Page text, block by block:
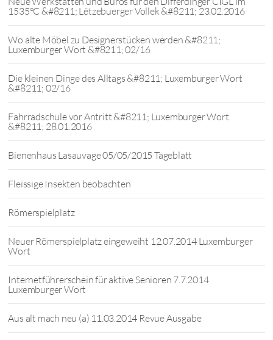
1535°C &#8211; Lëtzebuerger Vollek &#8211; 23.02.2016
Wo alte Möbel zu Designerstücken werden &#8211;
Luxemburger Wort &#8211; 02/16
Die kleinen Dinge des Alltags &#8211; Luxemburger Wort
&#8211; 02/16
Fahrradschule vor Antritt &#8211; Luxemburger Wort
&#8211; 28.01.2016
Bienenhaus Lasauvage 05/05/2015 Tageblatt
Fleissige Insekten beobachten
Römerspielplatz
Neuer Römerspielplatz eingeweiht 12.07.2014 Luxemburger
Wort
Internetführerschein für aktive Senioren 7.7.2014
Luxemburger Wort
Aus alt mach neu (a) 11.03.2014 Revue Ausgabe